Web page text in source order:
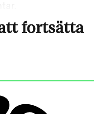
fortsätta